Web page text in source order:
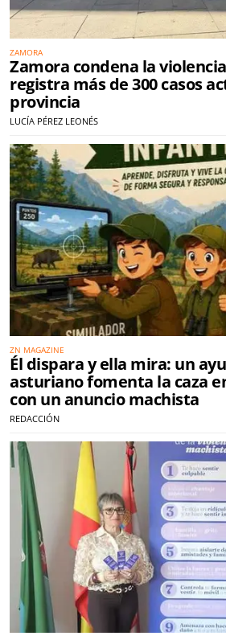
ZAMORA
Zamora condena la
registra más de 300 casos
provincia
LUCÍA PÉREZ LEONÉS
ZN MAGAZINE
Él dispara y ella mira: un
asturiano fomenta la caza
con un anuncio machista
REDACCIÓN